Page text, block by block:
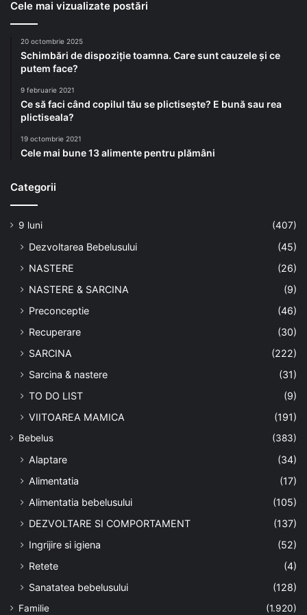
Cele mai vizualizate postări
20 octombrie 2025
Schimbări de dispoziție toamna. Care sunt cauzele și ce
putem face?
9 februarie 2021
Ce să faci când copilul tău se plictisește? E bună sau rea
plictiseala?
19 octombrie 2021
Cele mai bune 13 alimente pentru plămâni
Categorii
9 luni (407)
Dezvoltarea Bebelusului
(45)
NASTERE
(26)
NASTERE & SARCINA
(9)
Preconceptie
(46)
Recuperare
(30)
SARCINA
(222)
Sarcina & nastere
(31)
TO DO LIST
(9)
VIITOAREA MAMICA
(191)
Bebelus (383)
Alaptare
(34)
Alimentatia
(17)
Alimentatia bebelusului
(105)
DEZVOLTARE SI COMPORTAMENT
(137)
Ingrijire si igiena
(52)
Retete
(4)
Sanatatea bebelusului
(128)
Familie (1.920)